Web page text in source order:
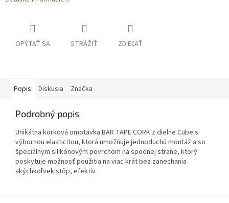
OPÝTAŤ SA STRÁŽIŤ ZDIEĽAŤ
Popis Diskusia Značka
Podrobný popis
Unikátna korková omotávka BAR TAPE CORK z dielne Cube s
výbornou elasticitou, ktorá umožňuje jednoduchú montáž a so
špeciálnym silikónovým povrchom na spodnej strane, ktorý
poskytuje možnosť použitia na viac krát bez zanechania
akýchkoľvek stôp, efektív